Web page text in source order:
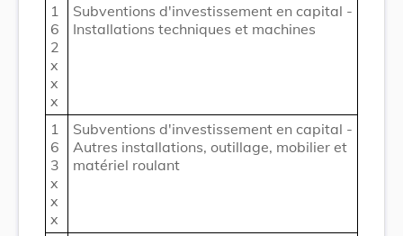
1
6
2
x
x
x
Subventions d'investissement en capital -
Installations techniques et machines
1
6
3
x
x
x
Subventions d'investissement en capital -
Autres installations, outillage, mobilier et
matériel roulant